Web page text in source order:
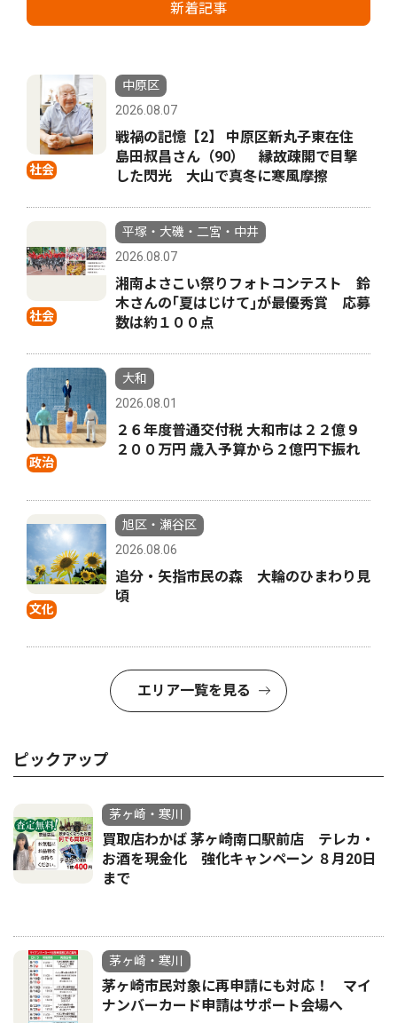
新着記事
社会
中原区
2026.08.07
戦禍の記憶【2】 中原区新丸子東在住
島田叔昌さん（90） 縁故疎開で目撃
した閃光 大山で真冬に寒風摩擦
社会
平塚・大磯・二宮・中井
2026.08.07
湘南よさこい祭りフォトコンテスト 鈴
木さんの｢夏はじけて｣が最優秀賞 応募
数は約１００点
政治
大和
2026.08.01
２６年度普通交付税 大和市は２２億９
２００万円 歳入予算から２億円下振れ
文化
旭区・瀬谷区
2026.08.06
追分・矢指市民の森 大輪のひまわり見
頃
エリア一覧を見る
ピックアップ
茅ヶ崎・寒川
買取店わかば 茅ヶ崎南口駅前店 テレカ・
お酒を現金化 強化キャンペーン ８月20日
まで
茅ヶ崎・寒川
茅ヶ崎市民対象に再申請にも対応！ マイ
ナンバーカード申請はサポート会場へ